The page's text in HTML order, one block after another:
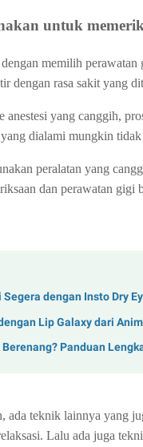
untuk
memilih
dengan rasa sakit yang
yang canggih,
dialami mungkin
peralatan yang
dan perawatan
dengan Insto Dry
Lip Galaxy dari
Panduan
ada teknik lainnya yang
Lalu ada juga